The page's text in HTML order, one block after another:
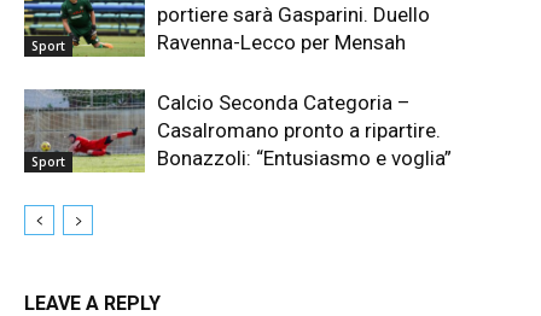
Sport
portiere sarà Gasparini. Duello
Ravenna-Lecco per Mensah
Sport
Calcio Seconda Categoria –
Casalromano pronto a ripartire.
Bonazzoli: “Entusiasmo e voglia”
LEAVE A REPLY